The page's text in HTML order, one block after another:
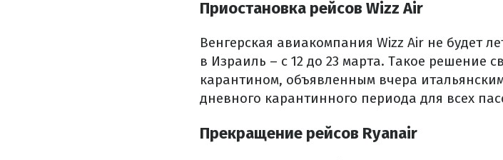
Приостановка рейсов Wizz Air
Венгерская авиакомпания Wizz Air не будет
в Израиль – с 12 до 23 марта. Такое решение
карантином, объявленным вчера
дневного карантинного периода для всех
Прекращение рейсов Ryanair